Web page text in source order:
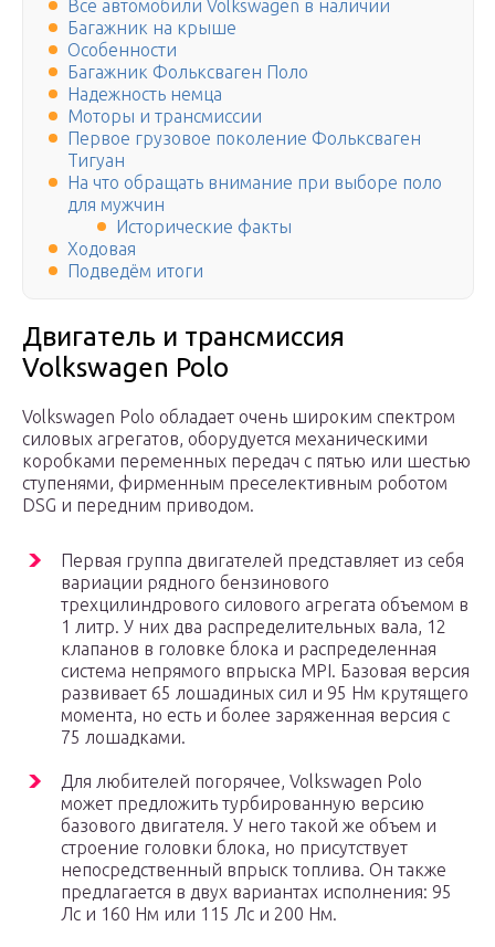
Все автомобили Volkswagen в наличии
Багажник на крыше
Особенности
Багажник Фольксваген Поло
Надежность немца
Моторы и трансмиссии
Первое грузовое поколение Фольксваген
Тигуан
На что обращать внимание при выборе поло
для мужчин
Исторические факты
Ходовая
Подведём итоги
Двигатель и трансмиссия
Volkswagen Polo
Volkswagen Polo обладает очень широким спектром
силовых агрегатов, оборудуется механическими
коробками переменных передач с пятью или шестью
ступенями, фирменным преселективным роботом
DSG и передним приводом.
Первая группа двигателей представляет из себя
вариации рядного бензинового
трехцилиндрового силового агрегата объемом в
1 литр. У них два распределительных вала, 12
клапанов в головке блока и распределенная
система непрямого впрыска MPI. Базовая версия
развивает 65 лошадиных сил и 95 Нм крутящего
момента, но есть и более заряженная версия с
75 лошадками.
Для любителей погорячее, Volkswagen Polo
может предложить турбированную версию
базового двигателя. У него такой же объем и
строение головки блока, но присутствует
непосредственный впрыск топлива. Он также
предлагается в двух вариантах исполнения: 95
Лс и 160 Нм или 115 Лс и 200 Нм.